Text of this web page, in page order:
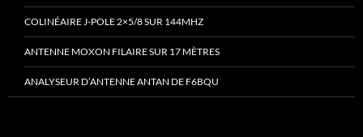
COLINÉAIRE J-POLE 2×5/8 SUR 144MHZ
ANTENNE MOXON FILAIRE SUR 17 MÈTRES
ANALYSEUR D’ANTENNE ANTAN DE F6BQU